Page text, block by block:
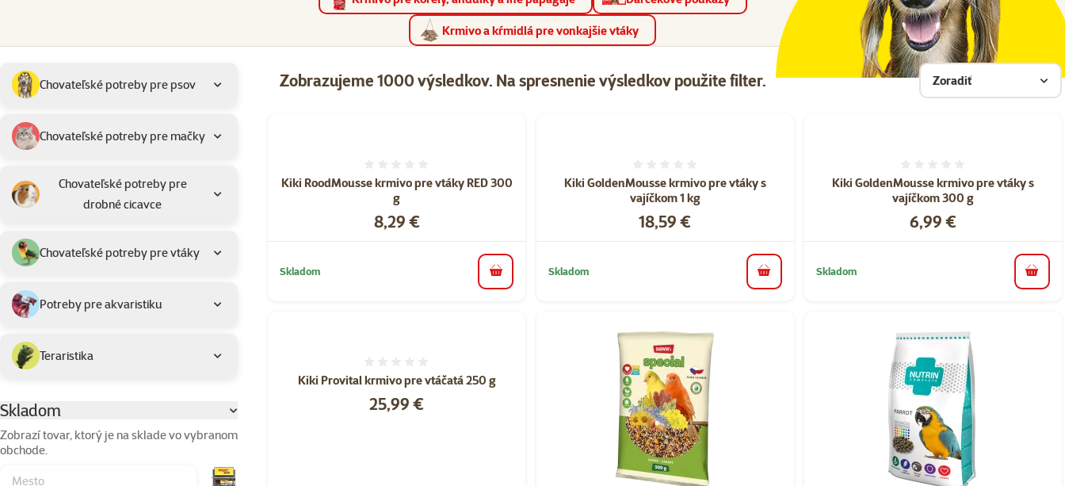
Krmivo a kŕmidlá pre vonkajšie vtáky
Podkategória
Chovateľské potreby pre psov
Chovateľské potreby pre mačky
Chovateľské potreby pre
drobné cicavce
Chovateľské potreby pre vtáky
Potreby pre akvaristiku
Teraristika
Parametrický filter
Skladom
Zobrazí tovar, ktorý je na sklade vo vybranom
obchode.
Vybrané filtre
Zobrazujeme 1000 výsledkov. Na spresnenie výsledkov použite filter. Zoradiť
Kiki RoodMousse krmivo pre vtáky RED 300
g
Cena
8,29 €
Skladom do košíka
Kiki GoldenMousse krmivo pre vtáky s
vajíčkom 1 kg
Cena
18,59 €
Skladom do košíka
Kiki GoldenMousse krmivo pre vtáky s
vajíčkom 300 g
Cena
6,99 €
Skladom do
Kiki Provital krmivo pre vtáčatá 250 g
Cena
25,99 €